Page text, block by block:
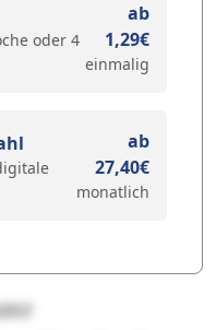
oder 4
ab
1,29€
einmalig
ab
27,40€
monatlich